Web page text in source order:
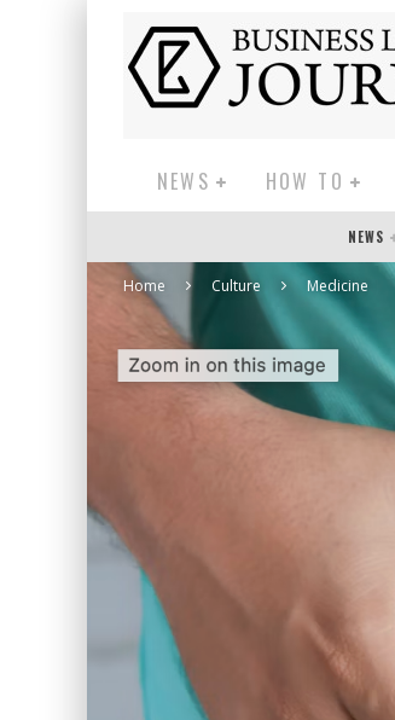
NEWS HOW TO
NEWS
Home Culture Medicine